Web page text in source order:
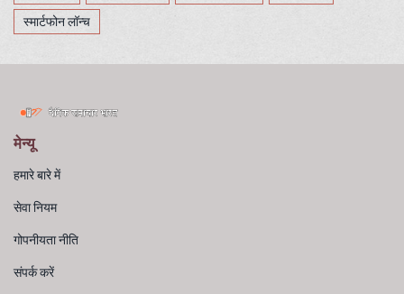
स्मार्टफोन लॉन्च
मेन्यू
हमारे बारे में
सेवा नियम
गोपनीयता नीति
संपर्क करें